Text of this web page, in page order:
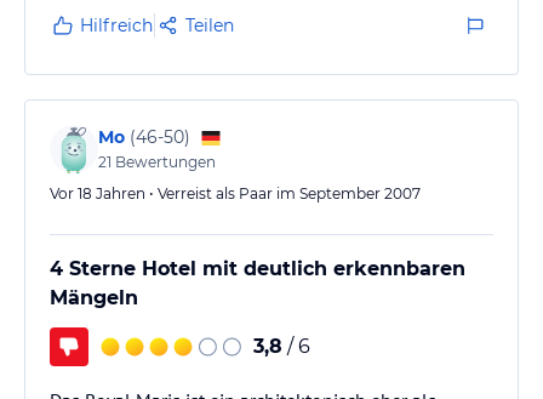
beanstandet hatten, wurde das sofort ausgeglichen.
Ansonsten gab es für die Dauer unseres Aufenthaltes
keinen weiteren Grund zu Meckern. Der Service, das
Essen die Sauberkeit der Anlage waren sehr gut. Ich
würde das Hotel…
Hilfreich Teilen
Mo (46-50)
21 Bewertungen
Vor 18 Jahren • Verreist als Paar im September 2007
4 Sterne Hotel mit deutlich erkennbaren
Mängeln
3,8 / 6